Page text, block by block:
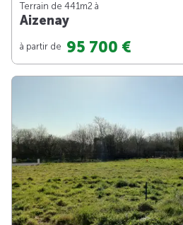
Terrain de 441m2 à
Aizenay
à partir de 95 700 €